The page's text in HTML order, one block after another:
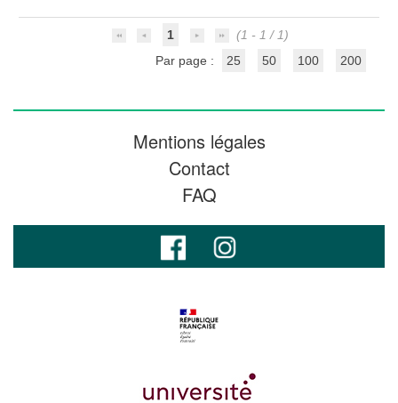
1
(1 - 1 / 1)
Par page :
25 50 100 200
Mentions légales
Contact
FAQ